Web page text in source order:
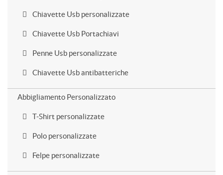
Chiavette Usb personalizzate
Chiavette Usb Portachiavi
Penne Usb personalizzate
Chiavette Usb antibatteriche
Abbigliamento Personalizzato
T-Shirt personalizzate
Polo personalizzate
Felpe personalizzate